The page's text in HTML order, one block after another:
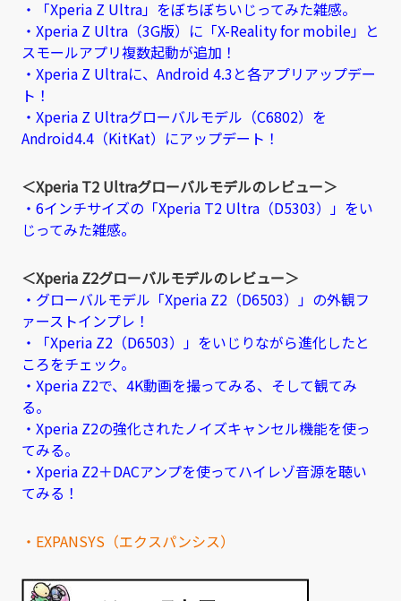
・「Xperia Z Ultra」をぼちぼちいじってみた雑感。
・Xperia Z Ultra（3G版）に「X-Reality for mobile」と
スモールアプリ複数起動が追加！
・Xperia Z Ultraに、Android 4.3と各アプリアップデー
ト！
・Xperia Z Ultraグローバルモデル（C6802）を
Android4.4（KitKat）にアップデート！
＜Xperia T2 Ultraグローバルモデルのレビュー＞
・6インチサイズの「Xperia T2 Ultra（D5303）」をい
じってみた雑感。
＜Xperia Z2グローバルモデルのレビュー＞
・グローバルモデル「Xperia Z2（D6503）」の外観フ
ァーストインプレ！
・「Xperia Z2（D6503）」をいじりながら進化したと
ころをチェック。
・Xperia Z2で、4K動画を撮ってみる、そして観てみ
る。
・Xperia Z2の強化されたノイズキャンセル機能を使っ
てみる。
・Xperia Z2＋DACアンプを使ってハイレゾ音源を聴い
てみる！
・EXPANSYS（エクスパンシス）